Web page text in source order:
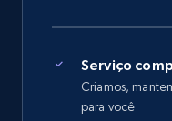
Serviço
Criamos,
para você